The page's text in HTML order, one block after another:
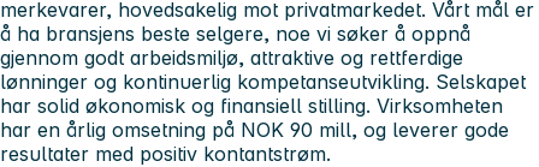
merkevarer, hovedsakelig mot privatmarkedet. Vårt mål er
å ha bransjens beste selgere, noe vi søker å oppnå
gjennom godt arbeidsmiljø, attraktive og rettferdige
lønninger og kontinuerlig kompetanseutvikling. Selskapet
har solid økonomisk og finansiell stilling. Virksomheten
har en årlig omsetning på NOK 90 mill, og leverer gode
resultater med positiv kontantstrøm.